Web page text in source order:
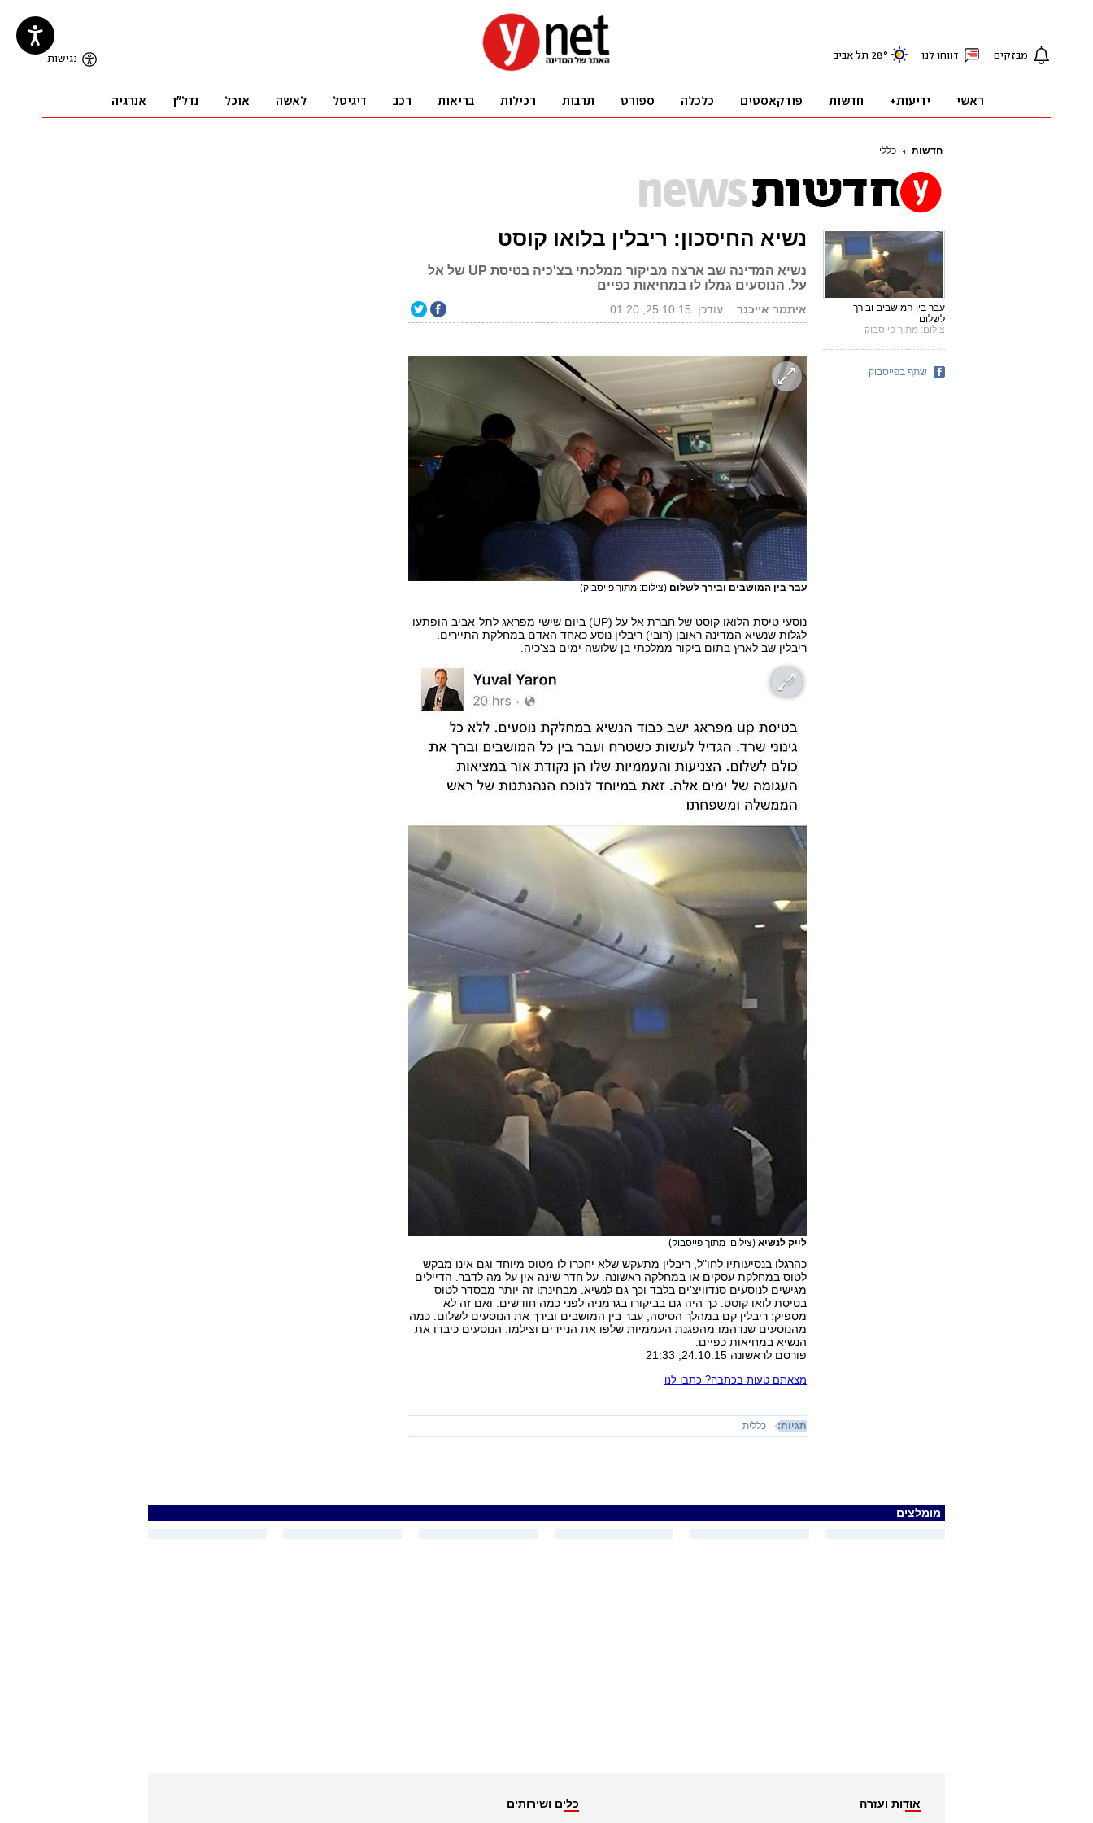
חדשות כללי
נשיא החיסכון: ריבלין בלואו קוסט
נשיא המדינה שב ארצה מביקור ממלכתי בצ'כיה בטיסת UP של אל
על. הנוסעים גמלו לו במחיאות כפיים
איתמר אייכנר עודכן: 25.10.15, 01:20
עבר בין המושבים ובירך לשלום (צילום: מתוך פייסבוק)
נוסעי טיסת הלואו קוסט של חברת אל על (UP) ביום שישי מפראג לתל-אביב הופתעו
לגלות שנשיא המדינה ראובן (רובי) ריבלין נוסע כאחד האדם במחלקת התיירים.
ריבלין שב לארץ בתום ביקור ממלכתי בן שלושה ימים בצ'כיה.
לייק לנשיא (צילום: מתוך פייסבוק)
כהרגלו בנסיעותיו לחו"ל, ריבלין מתעקש שלא יחכרו לו מטוס מיוחד וגם אינו מבקש
לטוס במחלקת עסקים או במחלקה ראשונה. על חדר שינה אין על מה לדבר. הדיילים
מגישים לנוסעים סנדוויצ'ים בלבד וכך גם לנשיא. מבחינתו זה יותר מבסדר לטוס
בטיסת לואו קוסט. כך היה גם בביקורו בגרמניה לפני כמה חודשים. ואם זה לא
מספיק: ריבלין קם במהלך הטיסה, עבר בין המושבים ובירך את הנוסעים לשלום. כמה
מהנוסעים שנדהמו מהפגנת העממיות שלפו את הניידים וצילמו. הנוסעים כיבדו את
הנשיא במחיאות כפיים.
פורסם לראשונה 24.10.15, 21:33
מצאתם טעות בכתבה? כתבו לנו
תגיות: כללית
עבר בין המושבים ובירך
לשלום
צילום: מתוך פייסבוק
שתף בפייסבוק
מומלצים
אודות ועזרה כלים ושירותים